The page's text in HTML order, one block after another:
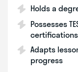
Holds a
Possesses
certifications
Adapts
progress